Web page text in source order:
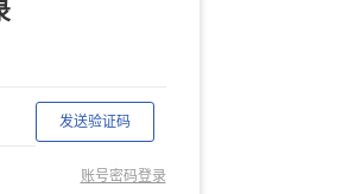
发送验证码
账号密码登录